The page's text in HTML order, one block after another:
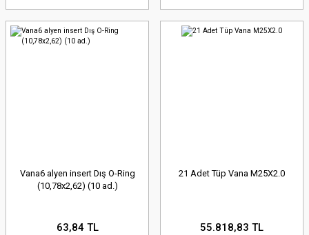
Vana6 alyen insert Dış O-Ring
(10,78x2,62) (10 ad.)
63,84 TL
21 Adet Tüp Vana M25X2.0
55.818,83 TL